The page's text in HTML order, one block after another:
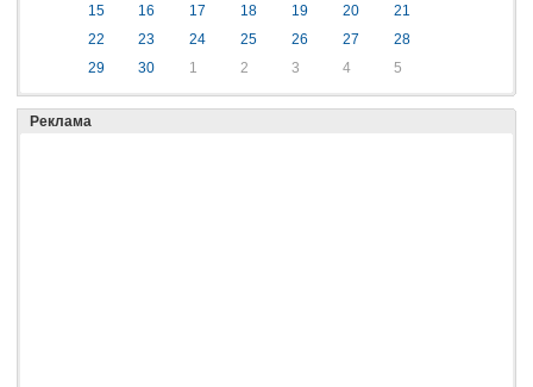
15
16 17 18 19 20
21
22
23 24 25 26 27
28
29
30 1 2 3 4 5
Реклама